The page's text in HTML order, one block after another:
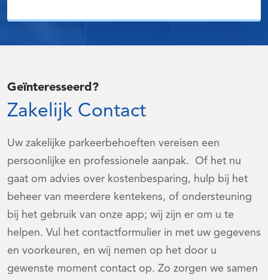
Geïnteresseerd?
Zakelijk Contact
Uw zakelijke parkeerbehoeften vereisen een
persoonlijke en professionele aanpak. Of het nu
gaat om advies over kostenbesparing, hulp bij het
beheer van meerdere kentekens, of ondersteuning
bij het gebruik van onze app; wij zijn er om u te
helpen. Vul het contactformulier in met uw gegevens
en voorkeuren, en wij nemen op het door u
gewenste moment contact op. Zo zorgen we samen